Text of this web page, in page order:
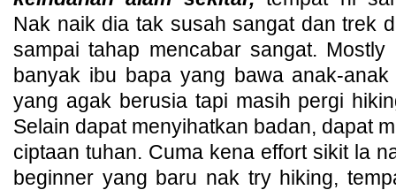
Nak naik dia tak susah sangat dan trek
sampai tahap mencabar sangat.
banyak ibu bapa yang bawa anak-
yang agak berusia tapi masih pergi
Selain dapat menyihatkan badan, dapat
ciptaan tuhan. Cuma kena effort sikit la
beginner yang baru nak try hiking,